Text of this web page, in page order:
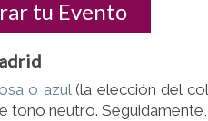
tu Evento
o azul(la elección del
neutro.